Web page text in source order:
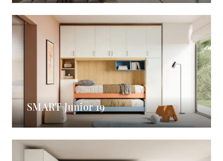
SMART Junior 19